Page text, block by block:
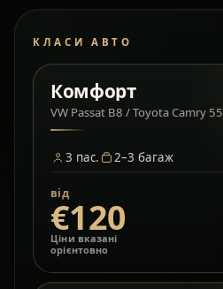
КЛАСИ АВТО
Комфорт
VW Passat B8 / Toyota Camry 55
3 пас. 2–3 багаж
від
€120
Ціни вказані
орієнтовно